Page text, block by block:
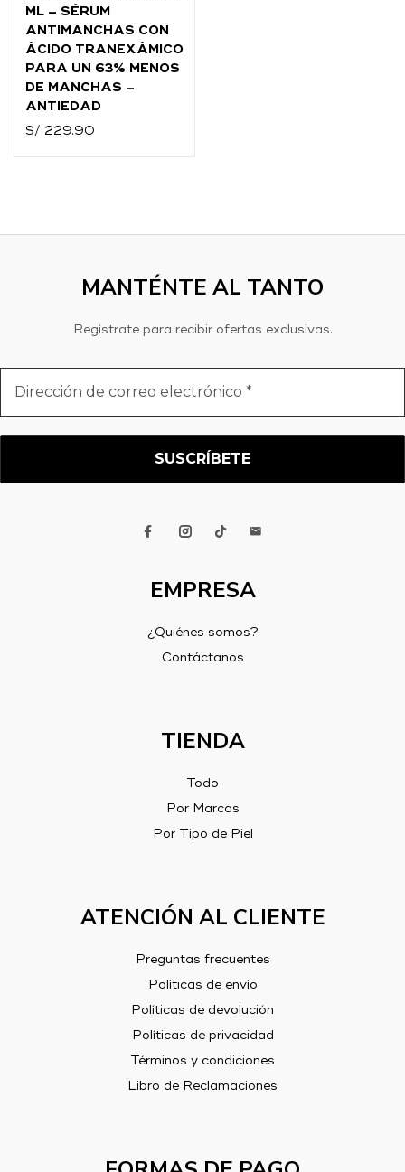
ML – SÉRUM
ANTIMANCHAS CON
ÁCIDO TRANEXÁMICO
PARA UN 63% MENOS
DE MANCHAS –
ANTIEDAD
S/ 229.90
MANTÉNTE AL TANTO
Regístrate para recibir ofertas exclusivas.
de
EMPRESA
¿Quiénes somos?
Contáctanos
TIENDA
Todo
Por Marcas
Por Tipo de Piel
ATENCIÓN AL CLIENTE
Preguntas frecuentes
Políticas de envío
Políticas de devolución
Políticas de privacidad
Términos y condiciones
Libro de Reclamaciones